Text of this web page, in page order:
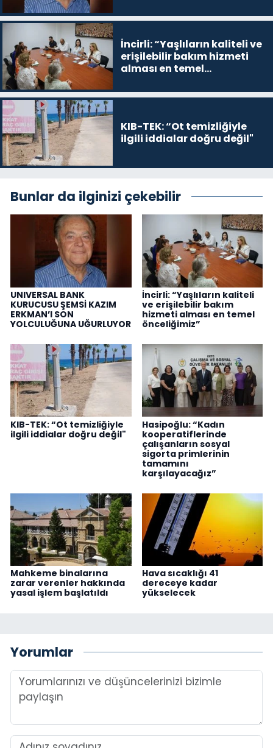
İncirli: “Yaşlıların kaliteli ve
erişilebilir bakım hizmeti
alması en temel
KIB-TEK: “Ot temizliğiyle
ilgili iddialar doğru değil"
Bunlar da ilginizi çekebilir
UNIVERSAL BANK
KURUCUSU ŞEMSİ KAZIM
ERKMAN’I SON
YOLCULUĞUNA UĞURLUYOR
İncirli: “Yaşlıların kaliteli
ve erişilebilir bakım
hizmeti alması en temel
önceliğimiz”
KIB-TEK: “Ot temizliğiyle
ilgili iddialar doğru değil"
Hasipoğlu: “Kadın
kooperatiflerinde
çalışanların sosyal
sigorta primlerinin
tamamını
karşılayacağız”
Mahkeme binalarına
zarar verenler hakkında
yasal işlem başlatıldı
Hava sıcaklığı 41
dereceye kadar
yükselecek
Yorumlar